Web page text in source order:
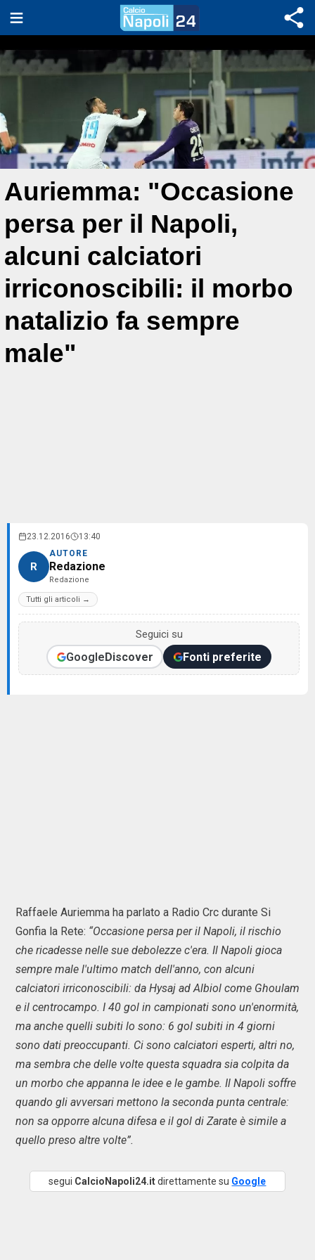
Auriemma: "Occasione
persa per il Napoli,
alcuni calciatori
irriconoscibili: il morbo
natalizio fa sempre
male"
23.12.2016 13:40
R
AUTORE
Redazione
Redazione
Tutti gli articoli →
Seguici su
GoogleDiscover Fonti preferite
Raffaele Auriemma ha parlato a Radio Crc durante Si
Gonfia la Rete: “Occasione persa per il Napoli, il rischio
che ricadesse nelle sue debolezze c'era. Il Napoli gioca
sempre male l'ultimo match dell'anno, con alcuni
calciatori irriconoscibili: da Hysaj ad Albiol come Ghoulam
e il centrocampo. I 40 gol in campionati sono un'enormità,
ma anche quelli subiti lo sono: 6 gol subiti in 4 giorni
sono dati preoccupanti. Ci sono calciatori esperti, altri no,
ma sembra che delle volte questa squadra sia colpita da
un morbo che appanna le idee e le gambe. Il Napoli soffre
quando gli avversari mettono la seconda punta centrale:
non sa opporre alcuna difesa e il gol di Zarate è simile a
quello preso altre volte”.
segui CalcioNapoli24.itdirettamente su Google